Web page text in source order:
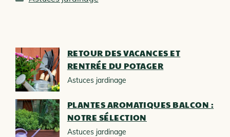
RETOUR DES VACANCES ET
RENTRÉE DU POTAGER
Astuces jardinage
PLANTES AROMATIQUES BALCON :
NOTRE SÉLECTION
Astuces jardinage